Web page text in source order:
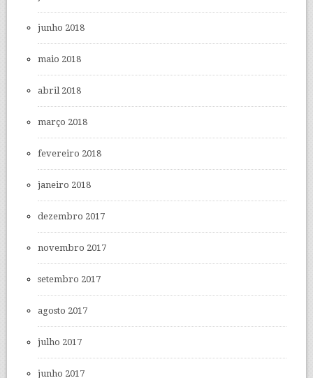
junho 2018
maio 2018
abril 2018
março 2018
fevereiro 2018
janeiro 2018
dezembro 2017
novembro 2017
setembro 2017
agosto 2017
julho 2017
junho 2017